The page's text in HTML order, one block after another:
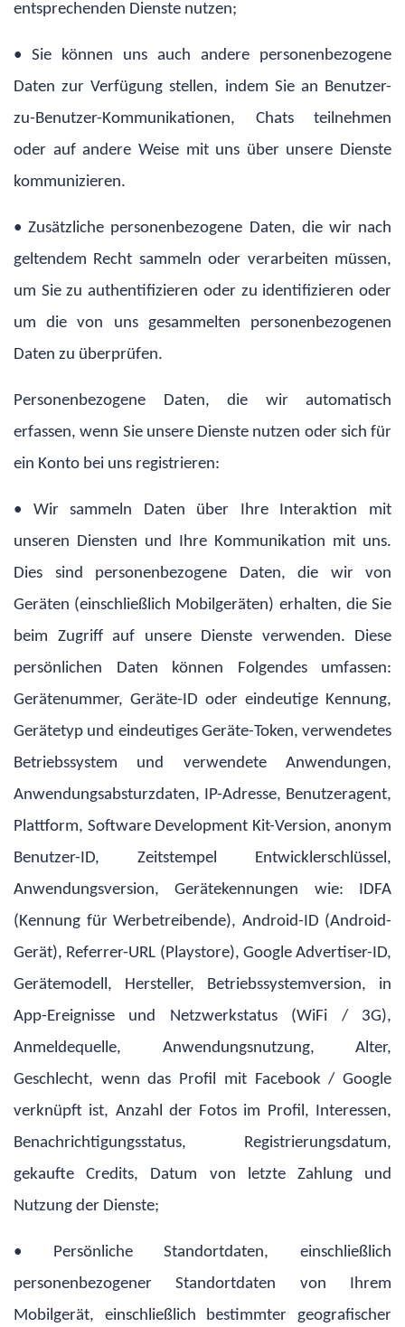
entsprechenden Dienste nutzen;
• Sie können uns auch andere personenbezogene
Daten zur Verfügung stellen, indem Sie an Benutzer-
zu-Benutzer-Kommunikationen, Chats teilnehmen
oder auf andere Weise mit uns über unsere Dienste
kommunizieren.
• Zusätzliche personenbezogene Daten, die wir nach
geltendem Recht sammeln oder verarbeiten müssen,
um Sie zu authentifizieren oder zu identifizieren oder
um die von uns gesammelten personenbezogenen
Daten zu überprüfen.
Personenbezogene Daten, die wir automatisch
erfassen, wenn Sie unsere Dienste nutzen oder sich für
ein Konto bei uns registrieren:
• Wir sammeln Daten über Ihre Interaktion mit
unseren Diensten und Ihre Kommunikation mit uns.
Dies sind personenbezogene Daten, die wir von
Geräten (einschließlich Mobilgeräten) erhalten, die Sie
beim Zugriff auf unsere Dienste verwenden. Diese
persönlichen Daten können Folgendes umfassen:
Gerätenummer, Geräte-ID oder eindeutige Kennung,
Gerätetyp und eindeutiges Geräte-Token, verwendetes
Betriebssystem und verwendete Anwendungen,
Anwendungsabsturzdaten, IP-Adresse, Benutzeragent,
Plattform, Software Development Kit-Version, anonym
Benutzer-ID, Zeitstempel Entwicklerschlüssel,
Anwendungsversion, Gerätekennungen wie: IDFA
(Kennung für Werbetreibende), Android-ID (Android-
Gerät), Referrer-URL (Playstore), Google Advertiser-ID,
Gerätemodell, Hersteller, Betriebssystemversion, in
App-Ereignisse und Netzwerkstatus (WiFi / 3G),
Anmeldequelle, Anwendungsnutzung, Alter,
Geschlecht, wenn das Profil mit Facebook / Google
verknüpft ist, Anzahl der Fotos im Profil, Interessen,
Benachrichtigungsstatus, Registrierungsdatum,
gekaufte Credits, Datum von letzte Zahlung und
Nutzung der Dienste;
• Persönliche Standortdaten, einschließlich
personenbezogener Standortdaten von Ihrem
Mobilgerät, einschließlich bestimmter geografischer